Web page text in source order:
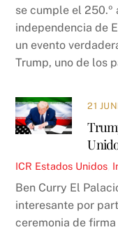
se cumple el
independencia de
un evento
Trump, uno de los
21
ICR Estados Unidos
Ben Curry El
interesante por
ceremonia de